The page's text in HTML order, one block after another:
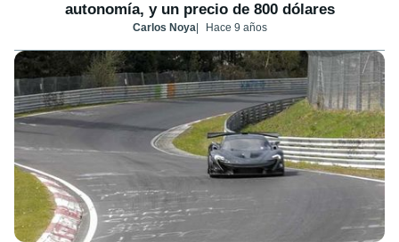
autonomía, y un precio de 800 dólares
Carlos Noya Hace 9 años